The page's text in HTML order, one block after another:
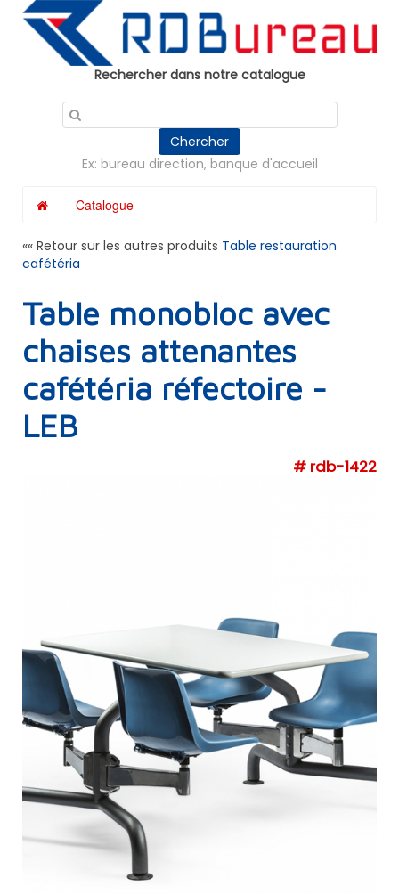
Rechercher dans notre catalogue
Chercher
Ex: bureau direction, banque d'accueil
Catalogue
«« Retour sur les autres produits Table restauration
cafétéria
Table monobloc avec
chaises attenantes
cafétéria réfectoire -
LEB
# rdb-1422
Panneau de gestion des cookies